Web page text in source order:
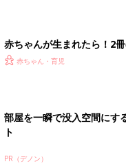
赤ちゃんが生まれたら！2
ひよ」
赤ちゃん・育児
部屋を一瞬で没入空間にす
ト
PR（デノン）